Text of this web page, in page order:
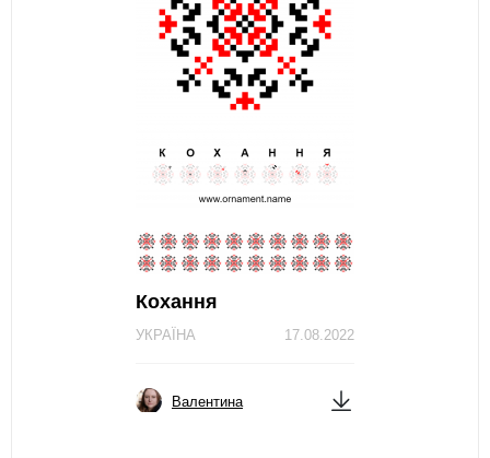
Кохання
17.08.2022
УКРАЇНА
Валентина